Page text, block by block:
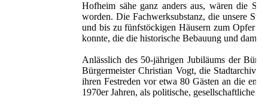
Hofheim sähe ganz anders aus, wären die
worden. Die Fachwerksubstanz, die unsere
und bis zu fünfstöckigen Häusern zum Opfer
konnte, die die historische Bebauung und
Anlässlich des 50-jährigen Jubiläums der
Bürgermeister Christian Vogt, die
ihren Festreden vor etwa 80 Gästen an die
1970er Jahren, als politische, gesellschaftliche